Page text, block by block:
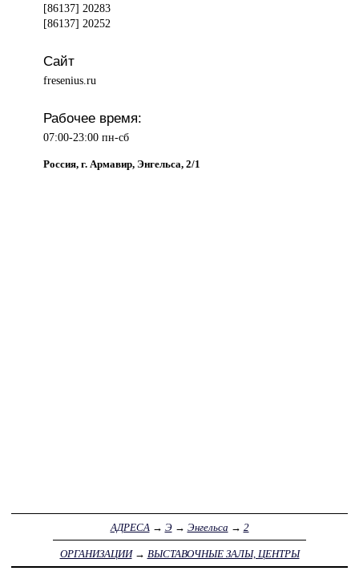
[86137] 20283
[86137] 20252
Сайт
fresenius.ru
Рабочее время:
07:00-23:00 пн-сб
Россия, г. Армавир, Энгельса, 2/1
АДРЕСА → Э→ Энгельса → 2
ОРГАНИЗАЦИИ→ ВЫСТАВОЧНЫЕ ЗАЛЫ, ЦЕНТРЫ